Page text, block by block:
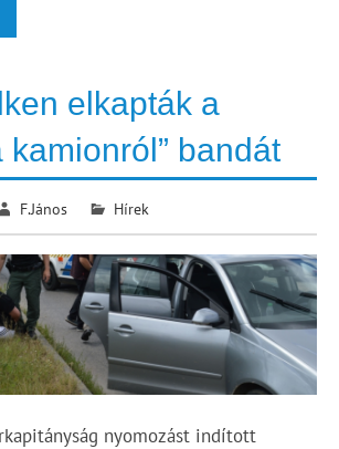
elkapták a
kamionról” bandát
F.János Hírek
nyomozást indított